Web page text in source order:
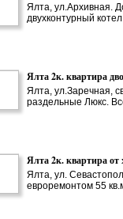
Ялта, ул.Архивная.
двухконтурный
Ялта 2к. квартира
Ялта, ул.Заречная,
раздельные Люкс.
Ялта 2к. квартира от
Ялта, ул.
евроремонтом 55